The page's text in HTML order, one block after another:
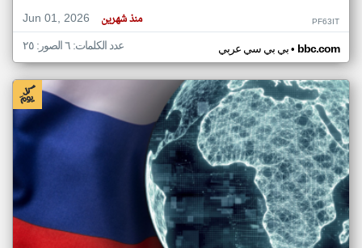
Jun 01, 2026
منذ شهرين PF63IT
بي بي سي عربي• bbc.com عدد الكلمات: ٦ الصور: ٢٥